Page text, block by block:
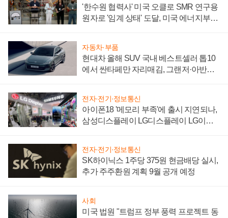
'한수원 협력사' 미국 오클로 SMR 연구용
원자로 '임계 상태' 도달, 미국 에너지부
자동차·부품
현대차 올해 SUV 국내 베스트셀러 톱10
에서 싼타페만 자리매김, 그랜저·아반떼
전자·전기·정보통신
아이폰18 '메모리 부족'에 출시 지연되나,
삼성디스플레이 LG디스플레이 LG이노
전자·전기·정보통신
SK하이닉스 1주당 375원 현금배당 실시,
추가 주주환원 계획 9월 공개 예정
사회
미국 법원 "트럼프 정부 풍력 프로젝트 동